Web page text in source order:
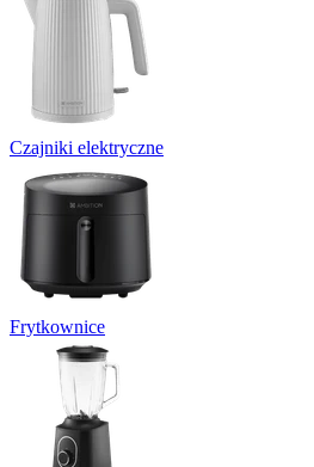
Czajniki elektryczne
Frytkownice